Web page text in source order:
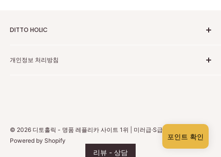
DITTO HOLIC
To be more Satisfied
상담시간: 월~금 am 10시 ~ pm6:00
카카오톡상담은 매인화면에있는 카카오톡 클릭하시거나 카카
오톡 친구추가(holic03)으로 연락주시면 빠른상담도와드리겠
개인정보 처리방침
회원 탈퇴
© 2026 디토홀릭 - 명품 레플리카 사이트 1위 | 미러급·S급 하이엔드
Powered by Shopify
리뷰 - 상담
포인트 확인